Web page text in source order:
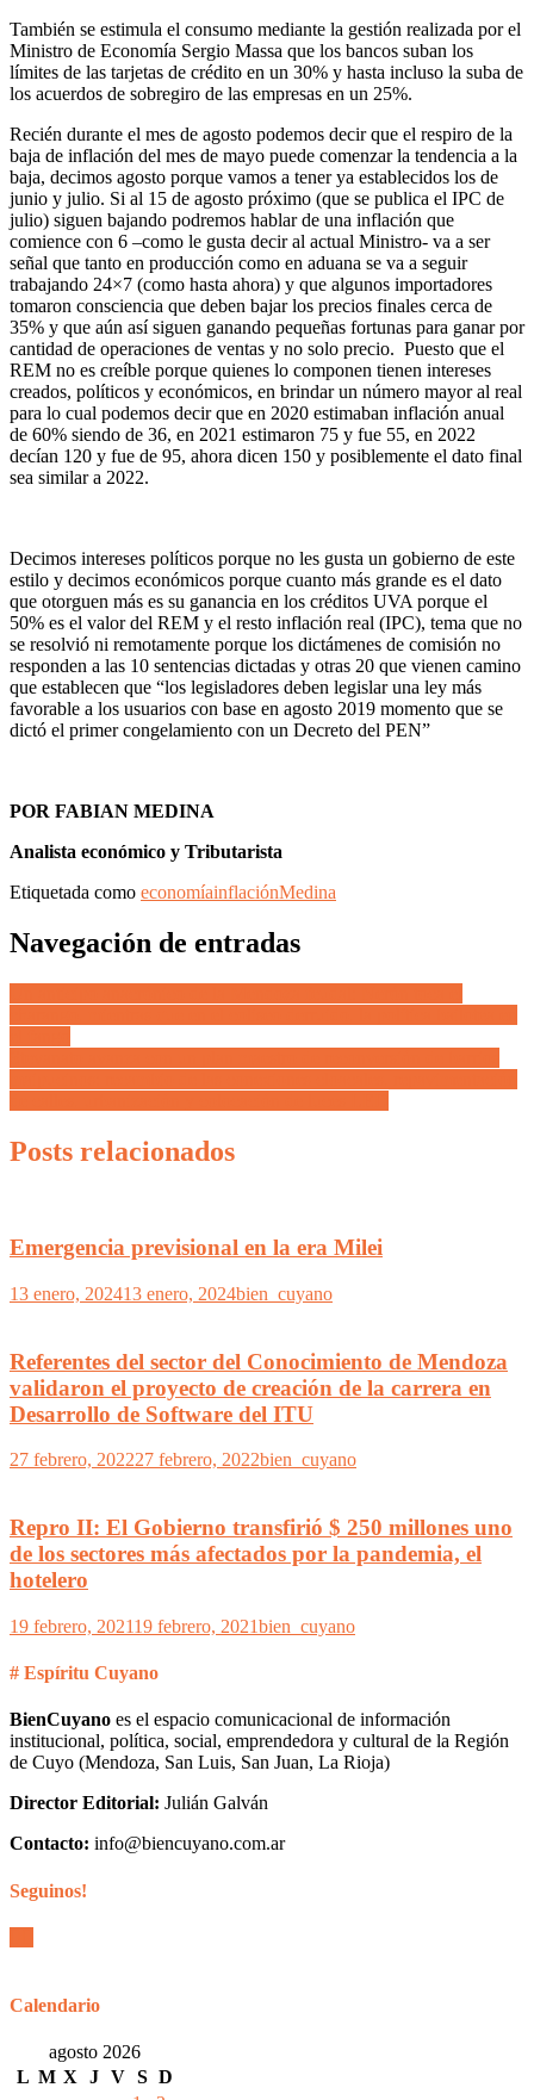
También se estimula el consumo mediante la gestión realizada por el
Ministro de Economía Sergio Massa que los bancos suban los
límites de las tarjetas de crédito en un 30% y hasta incluso la suba de
los acuerdos de sobregiro de las empresas en un 25%.
Recién durante el mes de agosto podemos decir que el respiro de la
baja de inflación del mes de mayo puede comenzar la tendencia a la
baja, decimos agosto porque vamos a tener ya establecidos los de
junio y julio. Si al 15 de agosto próximo (que se publica el IPC de
julio) siguen bajando podremos hablar de una inflación que
comience con 6 –como le gusta decir al actual Ministro- va a ser
señal que tanto en producción como en aduana se va a seguir
trabajando 24×7 (como hasta ahora) y que algunos importadores
tomaron consciencia que deben bajar los precios finales cerca de
35% y que aún así siguen ganando pequeñas fortunas para ganar por
cantidad de operaciones de ventas y no solo precio. Puesto que el
REM no es creíble porque quienes lo componen tienen intereses
creados, políticos y económicos, en brindar un número mayor al real
para lo cual podemos decir que en 2020 estimaban inflación anual
de 60% siendo de 36, en 2021 estimaron 75 y fue 55, en 2022
decían 120 y fue de 95, ahora dicen 150 y posiblemente el dato final
sea similar a 2022.
Decimos intereses políticos porque no les gusta un gobierno de este
estilo y decimos económicos porque cuanto más grande es el dato
que otorguen más es su ganancia en los créditos UVA porque el
50% es el valor del REM y el resto inflación real (IPC), tema que no
se resolvió ni remotamente porque los dictámenes de comisión no
responden a las 10 sentencias dictadas y otras 20 que vienen camino
que establecen que “los legisladores deben legislar una ley más
favorable a los usuarios con base en agosto 2019 momento que se
dictó el primer congelamiento con un Decreto del PEN”
POR FABIAN MEDINA
Analista económico y Tributarista
Etiquetada como economíainflaciónMedina
Navegación de entradas
Posts relacionados
Emergencia previsional en la era Milei
13 enero, 202413 enero, 2024bien_cuyano
Referentes del sector del Conocimiento de Mendoza
validaron el proyecto de creación de la carrera en
Desarrollo de Software del ITU
27 febrero, 202227 febrero, 2022bien_cuyano
Repro II: El Gobierno transfirió $ 250 millones uno
de los sectores más afectados por la pandemia, el
hotelero
19 febrero, 202119 febrero, 2021bien_cuyano
# Espíritu Cuyano
BienCuyano es el espacio comunicacional de información
institucional, política, social, emprendedora y cultural de la Región
de Cuyo (Mendoza, San Luis, San Juan, La Rioja)
Director Editorial: Julián Galván
Contacto: info@biencuyano.com.ar
Seguinos!
Calendario
agosto 2026
L M X J V S D